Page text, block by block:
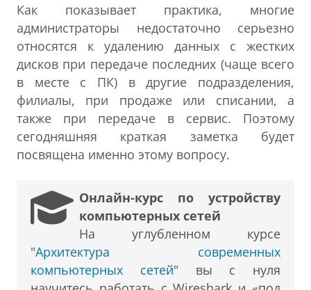
Как показывает практика, многие
администраторы недостаточно серьезно
относятся к удалению данных с жестких
дисков при передаче последних (чаще всего
в месте с ПК) в другие подразделения,
филиалы, при продаже или списании, а
также при передаче в сервис. Поэтому
сегодняшняя краткая заметка будет
посвящена именно этому вопросу.
Онлайн-курс по устройству
компьютерных сетей
На углубленном курсе
"Архитектура современных
компьютерных сетей" вы с нуля